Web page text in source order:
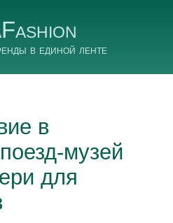
в единой ленте
в
музей
для